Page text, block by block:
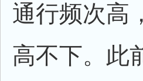
通行频次高
高不下。此